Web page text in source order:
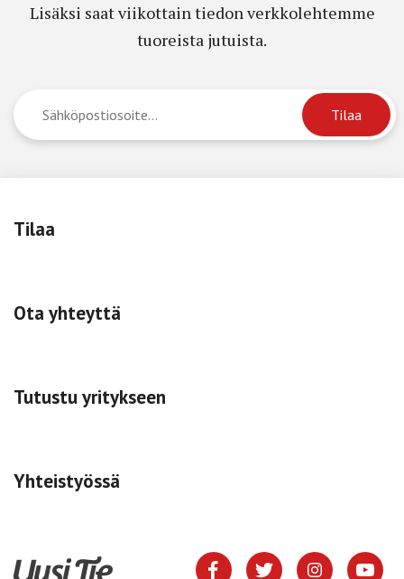
Lisäksi saat viikottain tiedon verkkolehtemme
tuoreista jutuista.
Tilaa
Ota yhteyttä
Tutustu yritykseen
Yhteistyössä